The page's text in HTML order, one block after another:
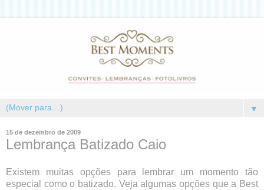
▼
15 de dezembro de 2009
Lembrança Batizado Caio
Existem muitas opções para lembrar um momento tão
especial como o batizado. Veja algumas opções que a Best